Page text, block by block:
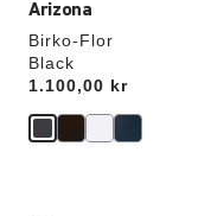
Arizona
Birko-Flor
Black
Price:
1.100,00 kr